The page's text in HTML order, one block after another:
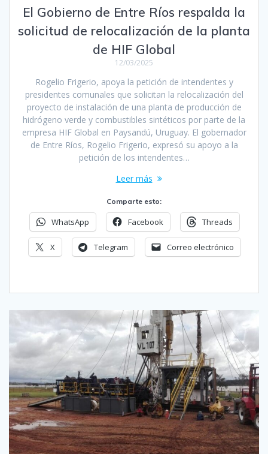
El Gobierno de Entre Ríos respalda la
solicitud de relocalización de la planta
de HIF Global
12/03/2025
Rogelio Frigerio, apoya la petición de intendentes y
presidentes comunales que solicitan la relocalización del
proyecto de instalación de una planta de producción de
hidrógeno verde y combustibles sintéticos por parte de la
empresa HIF Global en Paysandú, Uruguay. El gobernador
de Entre Ríos, Rogelio Frigerio, expresó su apoyo a la
petición de los intendentes…
Leer más
Comparte esto:
WhatsApp Facebook Threads
X Telegram Correo electrónico